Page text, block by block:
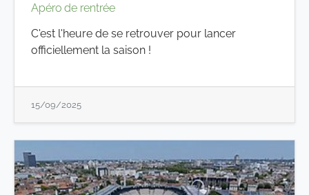
Apéro de rentrée
C'est l'heure de se retrouver pour lancer
officiellement la saison !
15/09/2025